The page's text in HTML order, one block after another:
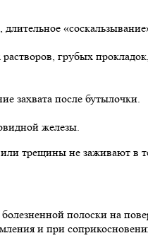
грубых прокладок,
захвата после бутылочки.
железы.
трещины не заживают в
полоски на
и при